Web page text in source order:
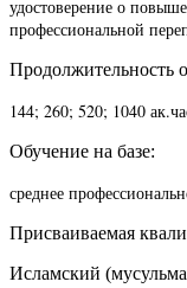
удостоверение о
профессиональной
Продолжительность
144; 260; 520; 1040
Обучение на базе:
среднее
Присваиваемая
Исламский